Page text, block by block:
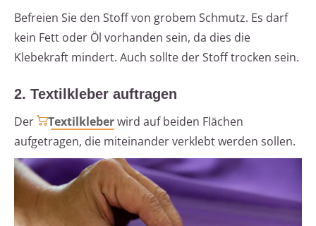
Befreien Sie den Stoff von grobem Schmutz. Es darf
kein Fett oder Öl vorhanden sein, da dies die
Klebekraft mindert. Auch sollte der Stoff trocken sein.
2. Textilkleber auftragen
Der
Textilkleberwird auf beiden Flächen
aufgetragen, die miteinander verklebt werden sollen.